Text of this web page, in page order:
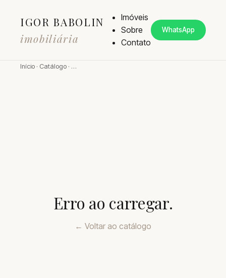
IGOR BABOLIN
imobiliária
Imóveis
Sobre
Contato
WhatsApp
Início · Catálogo · …
Erro ao carregar.
← Voltar ao catálogo